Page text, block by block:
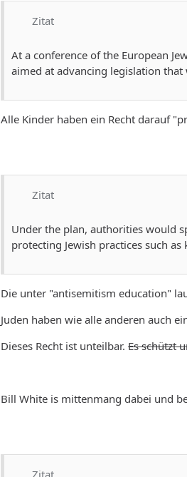
Zitat
At a conference of the European
aimed at advancing legislation that
Alle Kinder haben ein Recht darauf
Zitat
Under the plan, authorities would
protecting Jewish practices such
Die unter "antisemitism education"
Juden haben wie alle anderen auch
Dieses Recht ist unteilbar. Es schützt
Bill White is mittenmang dabei und
Zitat